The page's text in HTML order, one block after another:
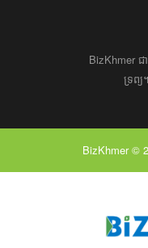
BizKhmer ​ជ
ទ្រព្
BizKhmer ©